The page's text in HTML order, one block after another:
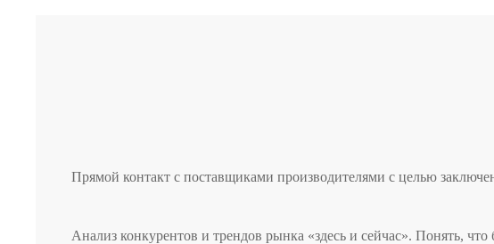
Прямой контакт с поставщиками производителями с целью
Анализ конкурентов и трендов рынка «здесь и сейчас». Понять, что